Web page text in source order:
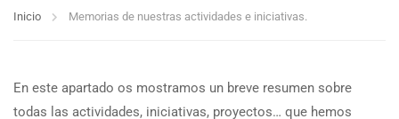
Inicio Memorias de nuestras actividades e iniciativas.
En este apartado os mostramos un breve resumen sobre
todas las actividades, iniciativas, proyectos… que hemos